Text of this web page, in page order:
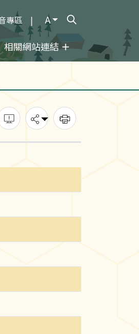
專區 A
打開搜尋輸入框
相關網站連結
一頁
錯誤回報
分享 列印